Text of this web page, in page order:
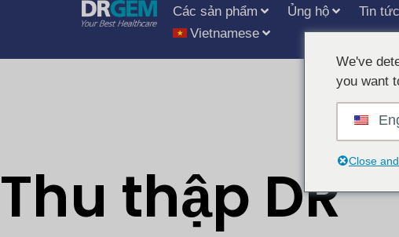
Các sản phẩm Ủng hộ Tin tức
Vietnamese
Thu thập DR
We've
you want
Close